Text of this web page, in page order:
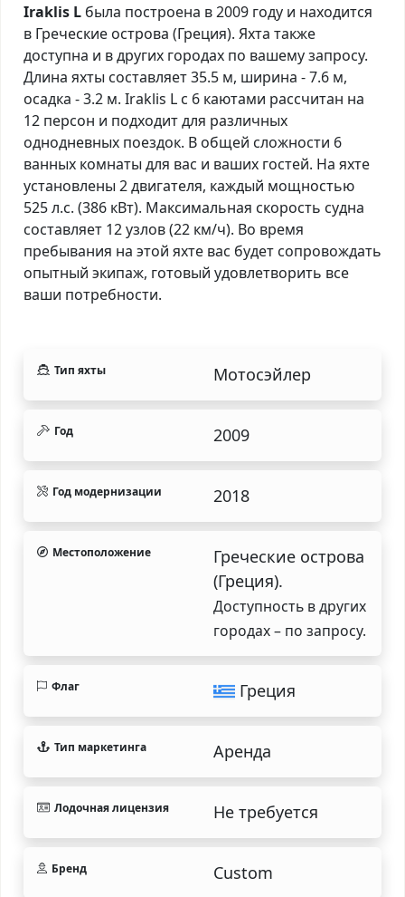
Iraklis L была построена в 2009 году и находится
в Греческие острова (Греция). Яхта также
доступна и в других городах по вашему запросу.
Длина яхты составляет 35.5 м, ширина - 7.6 м,
осадка - 3.2 м. Iraklis L с 6 каютами рассчитан на
12 персон и подходит для различных
однодневных поездок. В общей сложности 6
ванных комнаты для вас и ваших гостей. На яхте
установлены 2 двигателя, каждый мощностью
525 л.с. (386 кВт). Максимальная скорость судна
составляет 12 узлов (22 км/ч). Во время
пребывания на этой яхте вас будет сопровождать
опытный экипаж, готовый удовлетворить все
ваши потребности.
Тип яхты Мотосэйлер
Год 2009
Год модернизации 2018
Местоположение
Греческие острова
(Греция).
Доступность в других
городах – по запросу.
Флаг Греция
Тип маркетинга Аренда
Лодочная лицензия Не требуется
Бренд Custom